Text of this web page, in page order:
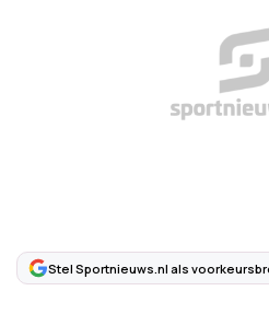
Stel Sportnieuws.nl als